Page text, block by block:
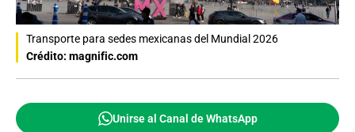
Transporte para sedes mexicanas del Mundial 2026
Crédito: magnific.com
Unirse al Canal de WhatsApp